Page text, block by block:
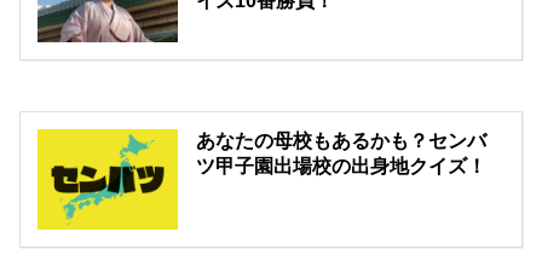
あなたの母校もあるかも？センバ
ツ甲子園出場校の出身地クイズ！